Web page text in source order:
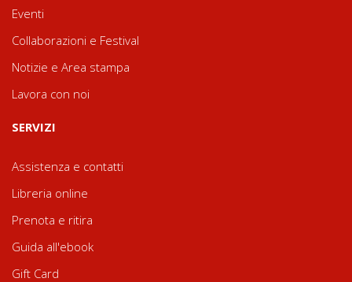
Eventi
Collaborazioni e Festival
Notizie e Area stampa
Lavora con noi
SERVIZI
Assistenza e contatti
Libreria online
Prenota e ritira
Guida all'ebook
Gift Card